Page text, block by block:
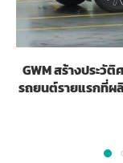
GWM สร้างประวั
รถยนต์รายแรกที่ผ